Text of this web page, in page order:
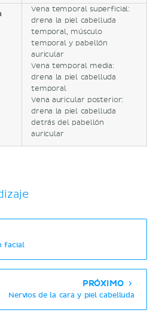
Vena temporal superficial:
drena la piel cabelluda
temporal, músculo
temporal y pabellón
auricular
Vena temporal media:
drena la piel cabelluda
temporal
Vena auricular posterior:
drena la piel cabelluda
detrás del pabellón
auricular
facial
PRÓXIMO
Nervios de la cara y piel cabelluda